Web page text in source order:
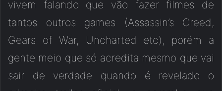
vivem falando que vão fazer filmes de
tantos outros games (Assassin’s Creed,
Gears of War, Uncharted etc), porém a
gente meio que só acredita mesmo que vai
sair de verdade quando é revelado o